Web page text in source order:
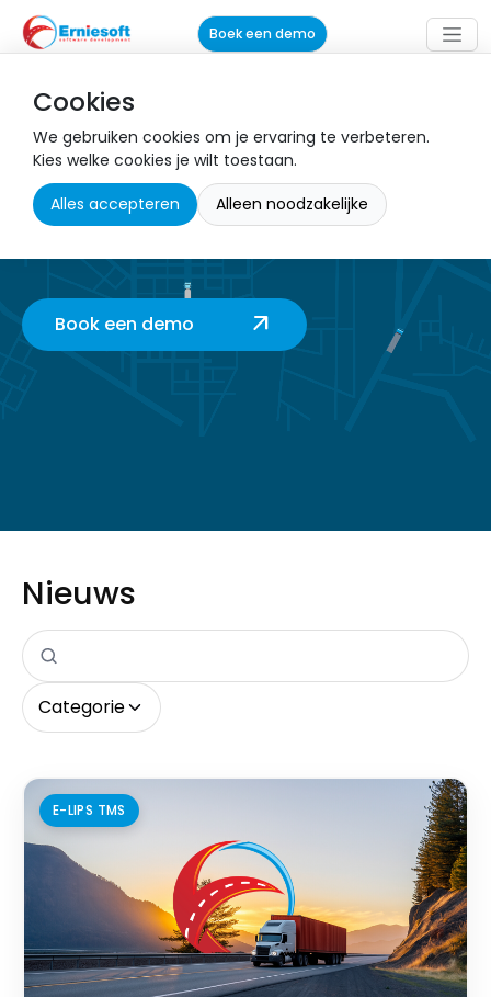
Cookies
We gebruiken cookies om je ervaring te verbeteren.
Kies welke cookies je wilt toestaan.
Alles accepteren
Alleen noodzakelijke
Boek een demo
Laatste nieuws over
Erniesoft
Blijf op de hoogte van de nieuwste ontwikkelingen,
Book een demo arrow_outward
Nieuws
Categorie
E-LIPS TMS